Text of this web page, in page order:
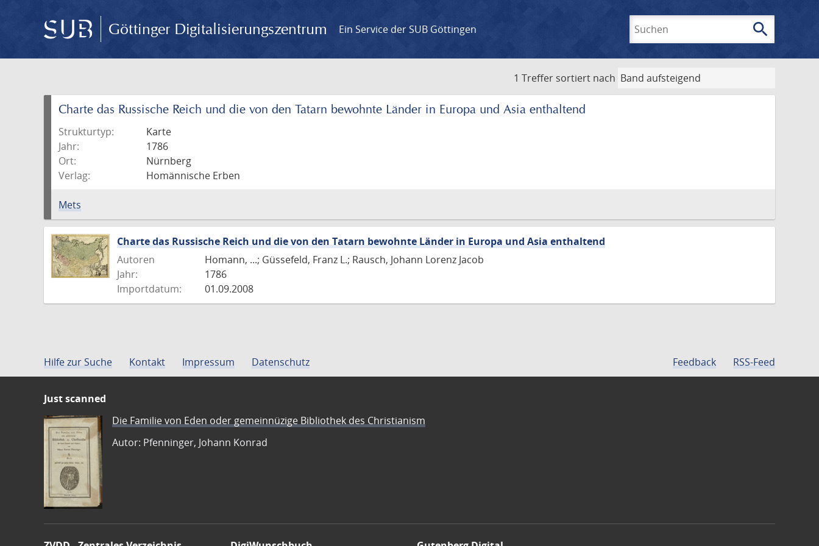
Göttinger Digitalisierungszentrum Ein Service der SUB Göttingen search
1 Treffer sortiert nach
Charte das Russische Reich und die von den Tatarn bewohnte Länder in Europa und Asia enthaltend
Strukturtyp:
Karte
Jahr:
1786
Ort:
Nürnberg
Verlag:
Homännische Erben
Mets
Charte das Russische Reich und die von den Tatarn bewohnte Länder in Europa und Asia enthaltend
Autoren
Homann, ...; Güssefeld, Franz L.; Rausch, Johann Lorenz Jacob
Jahr:
1786
Importdatum:
01.09.2008
Hilfe zur Suche Kontakt Impressum Datenschutz Feedback RSS-Feed
Just scanned
Die Familie von Eden oder gemeinnüzige Bibliothek des Christianism
Autor: Pfenninger, Johann Konrad